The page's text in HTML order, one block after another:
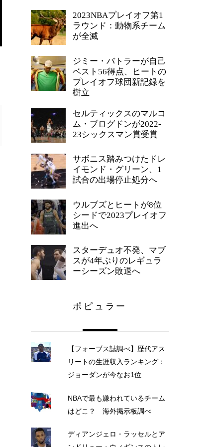
2023NBAプレイオフ第1
ラウンド：動物系チーム
が全滅
ジミー・バトラーが自己
ベスト56得点、ヒートの
プレイオフ球団新記録を
樹立
セルティックスのマルコ
ム・ブログドンが2022-
23シックスマン賞受賞
サボニス踏みつけたドレ
イモンド・グリーン、1
試合の出場停止処分へ
ウルブズとヒートが8位
シードで2023プレイオフ
進出へ
スターデュオ不発、マブ
スが4年ぶりのレギュラ
ーシーズン敗退へ
ポピュラー
【フォーブス誌調べ】歴代アス
リートの生涯収入ランキング：
ジョーダンが今なお1位
NBAで最も嫌われているチーム
はどこ？ 海外掲示板調べ
ディアンジェロ・ラッセルとア